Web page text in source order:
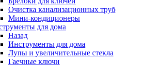
Очистка канализационных труб
Мини-кондиционеры
для дома
Назад
Инструменты для дома
Лупы и увеличительные стекла
Гаечные ключи